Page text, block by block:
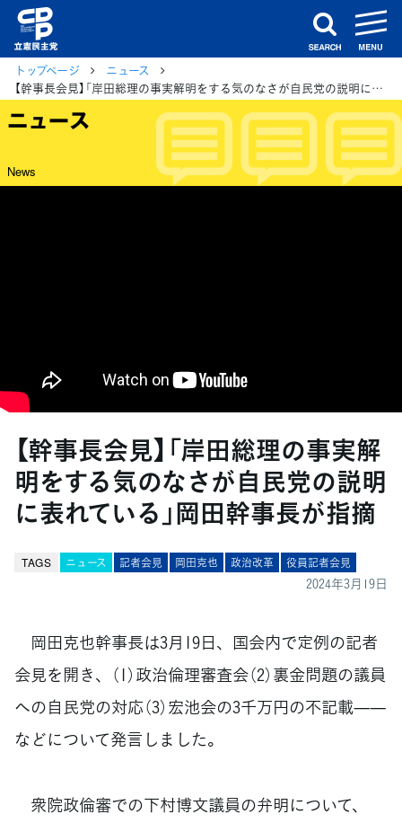
search
トップページ
ニュース
【幹事長会見】「岸田総理の事実解明をする気のなさが自民党の説明に表れている」岡田幹事長が指摘
ニュース
News
【幹事長会見】「岸田総理の事実解
明をする気のなさが自民党の説明
に表れている」岡田幹事長が指摘
TAGS ニュース 記者会見 岡田克也 政治改革 役員記者会見
2024年3月19日
岡田克也幹事長は3月19日、国会内で定例の記者
会見を開き、（1）政治倫理審査会（2）裏金問題の議員
への自民党の対応（3）宏池会の3千万円の不記載——
などについて発言しました。
衆院政倫審での下村博文議員の弁明について、